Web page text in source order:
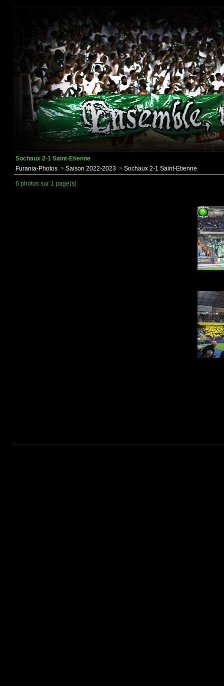
Sochaux 2-1 Saint-Etienne
Furania-Photos > Saison 2022-2023 > Sochaux 2-1 Saint-Etienne
6 photos sur 1 page(s)